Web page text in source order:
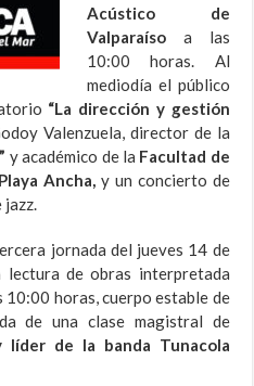
Acústico de
Valparaíso a las
10:00 horas. Al
mediodía el público
“La dirección y gestión
Valenzuela, director de la
y académico de la Facultad de
Ancha,y un concierto de
jazz.
jornada del jueves 14 de
lectura de obras interpretada
10:00 horas, cuerpo estable de
de una clase magistral de
líder de la banda Tunacola